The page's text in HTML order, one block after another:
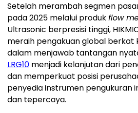
Setelah merambah segmen
pada 2025 melalui produkflow
Ultrasonic berpresisi tinggi,
meraih pengakuan global berkat
dalam menjawab tantangan
LRG10 menjadi kelanjutan dari
dan memperkuat posisi
penyedia instrumen pengukuran
dan tepercaya.